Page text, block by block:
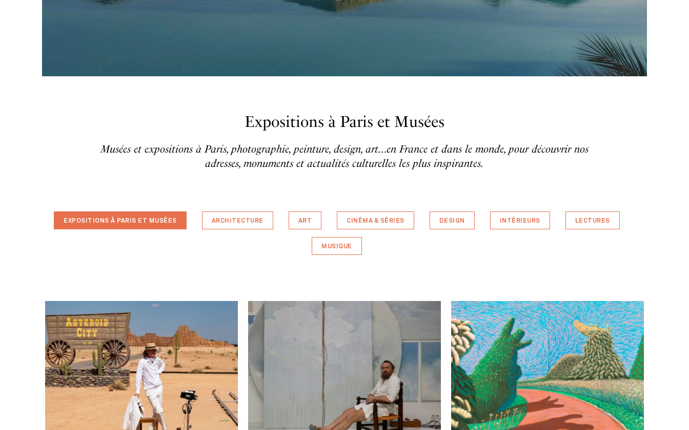
Expositions à Paris et Musées
Musées et expositions à Paris, photographie, peinture, design, art...en France et dans le monde, pour découvrir nos
adresses, monuments et actualités culturelles les plus inspirantes.
EXPOSITIONS À PARIS ET MUSÉES ARCHITECTURE ART CINÉMA & SÉRIES DESIGN INTÉRIEURS LECTURES
MUSIQUE